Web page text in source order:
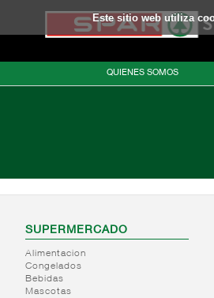
Este sitio web utiliza
QUIENES SOMOS
SUPERMERCADO
Alimentacion
Congelados
Bebidas
Mascotas